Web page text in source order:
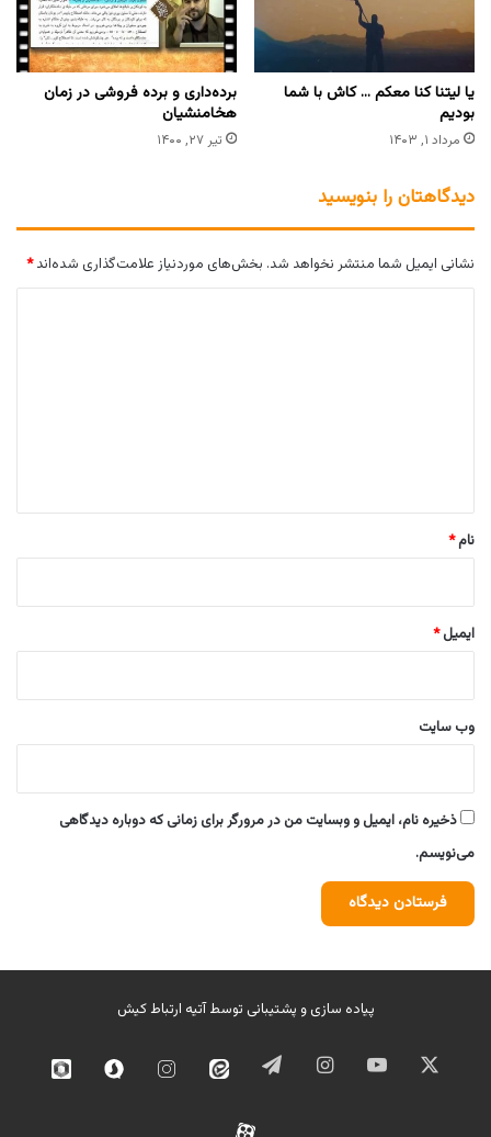
یا لیتنا کنا معکم … کاش با شما
بودیم
مرداد ۱, ۱۴۰۳
برده‌داری و برده فروشی در زمان
هخامنشیان
تیر ۲۷, ۱۴۰۰
دیدگاهتان را بنویسید
نشانی ایمیل شما منتشر نخواهد شد. بخش‌های موردنیاز علامت‌گذاری شده‌اند*
نام*
ایمیل*
وب‌ سایت
ذخیره نام، ایمیل و وبسایت من در مرورگر برای زمانی که دوباره دیدگاهی
می‌نویسم.
پیاده سازی و پشتیبانی توسطآتیه ارتباط کیش
ایکس یوتیوب اینستاگرامتلگرام ایتا
اینستاگرامسروش